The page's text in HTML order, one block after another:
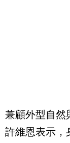
兼顧外型自
許維恩表示，